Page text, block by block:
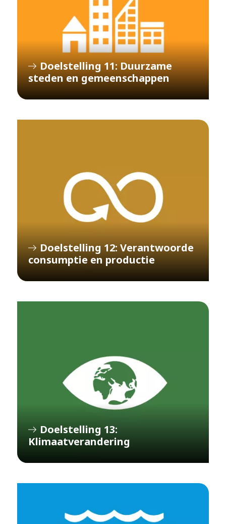
Doelstelling 11: Duurzame
steden en gemeenschappen
Doelstelling 12: Verantwoorde
consumptie en productie
Doelstelling 13:
Klimaatverandering